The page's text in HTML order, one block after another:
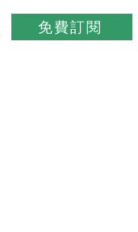
免費訂閱